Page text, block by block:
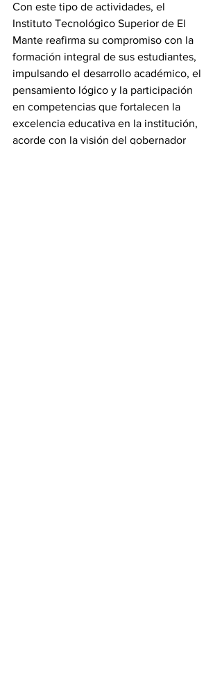
Con este tipo de actividades, el
Instituto Tecnológico Superior de El
Mante reafirma su compromiso con la
formación integral de sus estudiantes,
impulsando el desarrollo académico, el
pensamiento lógico y la participación
en competencias que fortalecen la
excelencia educativa en la institución,
acorde con la visión del gobernador